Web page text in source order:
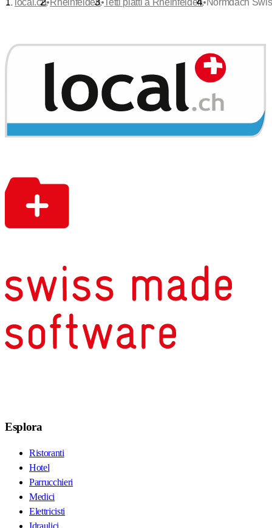
local.ch Rheinfelden Tetti piatti a Rheinfelden Normdach
Esplora
Ristoranti
Hotel
Parrucchieri
Medici
Elettricisti
Idraulici